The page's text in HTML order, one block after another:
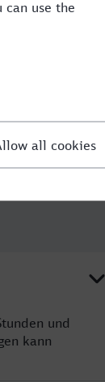
und
kann